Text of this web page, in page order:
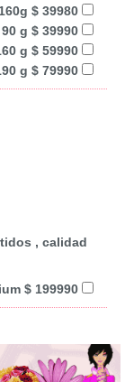
$ 39980
g $ 39990
g $ 59990
g $ 79990
, calidad
$ 199990